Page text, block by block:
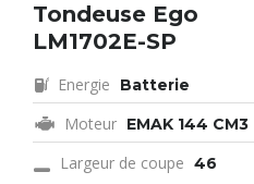
Tondeuse Ego
LM1702E-SP
Energie Batterie
Moteur EMAK 144 CM3
Largeur de coupe 46